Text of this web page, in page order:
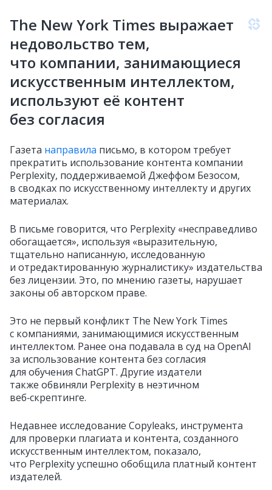
The New York Times выражает
недовольство тем,
что компании, занимающиеся
искусственным интеллектом,
используют её контент
без согласия
Газета направила письмо, в котором требует
прекратить использование контента компании
Perplexity, поддерживаемой Джеффом Безосом,
в сводках по искусственному интеллекту и других
материалах.
В письме говорится, что Perplexity «несправедливо
обогащается», используя «выразительную,
тщательно написанную, исследованную
и отредактированную журналистику» издательства
без лицензии. Это, по мнению газеты, нарушает
законы об авторском праве.
Это не первый конфликт The New York Times
с компаниями, занимающимися искусственным
интеллектом. Ранее она подавала в суд на OpenAI
за использование контента без согласия
для обучения ChatGPT. Другие издатели
также обвиняли Perplexity в неэтичном
веб‑скрептинге.
Недавнее исследование Copyleaks, инструмента
для проверки плагиата и контента, созданного
искусственным интеллектом, показало,
что Perplexity успешно обобщила платный контент
издателей.